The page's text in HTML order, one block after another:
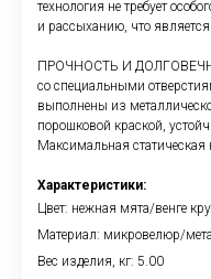
технология не требует
и рассыханию, что является
ПРОЧНОСТЬ И
со специальными
выполнены из
порошковой краской,
Максимальная статическая
Характеристики:
Цвет: нежная мята/венге
Материал: микровелюр/
Вес изделия, кг: 5.00